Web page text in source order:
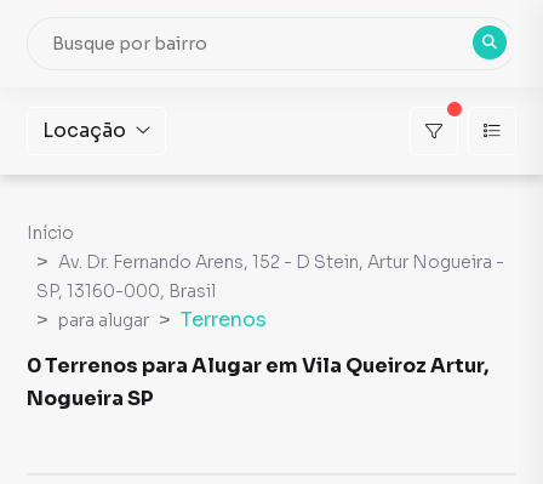
Locação
Início
Av. Dr. Fernando Arens, 152 - D Stein, Artur Nogueira -
SP, 13160-000, Brasil
para alugar
Terrenos
0 Terrenos para Alugar em Vila Queiroz Artur,
Nogueira SP